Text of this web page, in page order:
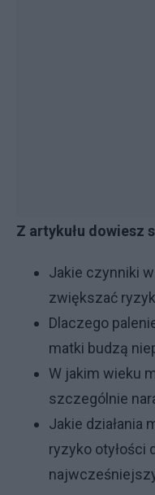
Z artykułu dowiesz
Jakie czynniki
zwiększać
Dlaczego
matki budzą
W jakim wieku
szczególnie
Jakie działania
ryzyko otyłości